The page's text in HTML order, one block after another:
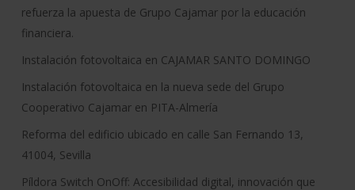
refuerza la apuesta de Grupo Cajamar por la educación
financiera.
Instalación fotovoltaica en CAJAMAR SANTO DOMINGO
Instalación fotovoltaica en la nueva sede del Grupo
Cooperativo Cajamar en PITA-Almería
Reforma del edificio ubicado en calle San Fernando 13,
41004, Sevilla
Píldora Switch OnOff: Accesibilidad digital, innovación que